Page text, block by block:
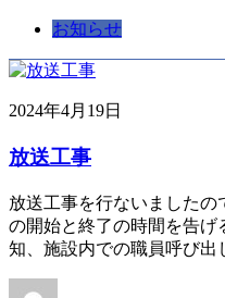
お知らせ
2024年4月19日
放送工事
放送工事を行ないました
の開始と終了の時間を告げ
知、施設内での職員呼び